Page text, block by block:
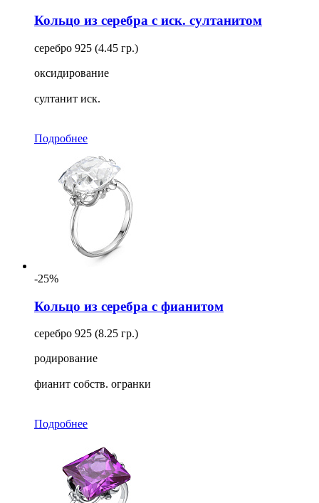
Кольцо из серебра с иск. султанитом
серебро 925 (4.45 гр.)
оксидирование
султанит иск.
Подробнее
-25%
Кольцо из серебра с фианитом
серебро 925 (8.25 гр.)
родирование
фианит собств. огранки
Подробнее